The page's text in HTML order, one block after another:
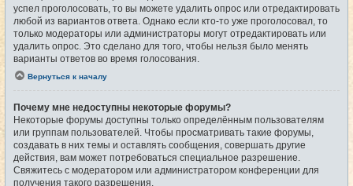
успел проголосовать, то вы можете удалить опрос или отредактировать
любой из вариантов ответа. Однако если кто-то уже проголосовал, то
только модераторы или администраторы могут отредактировать или
удалить опрос. Это сделано для того, чтобы нельзя было менять
варианты ответов во время голосования.
Вернуться к началу
Почему мне недоступны некоторые форумы?
Некоторые форумы доступны только определённым пользователям
или группам пользователей. Чтобы просматривать такие форумы,
создавать в них темы и оставлять сообщения, совершать другие
действия, вам может потребоваться специальное разрешение.
Свяжитесь с модератором или администратором конференции для
получения такого разрешения.